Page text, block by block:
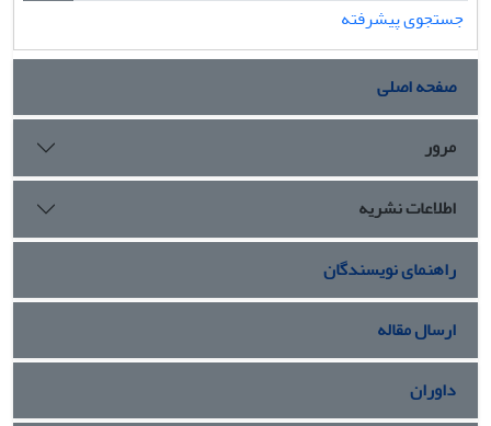
جستجوی پیشرفته
صفحه اصلی
مرور
اطلاعات نشریه
راهنمای نویسندگان
ارسال مقاله
داوران